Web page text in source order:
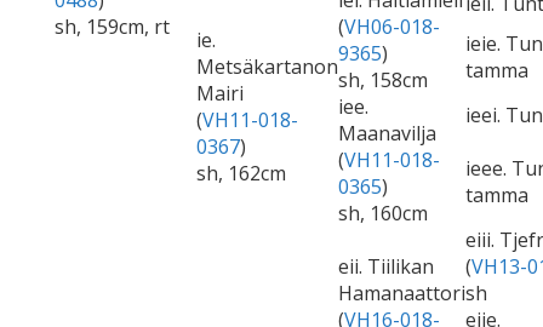
sh, 159cm, rt
ie.
Metsäkartanon
Mairi
(VH11-018-
0367)
sh, 162cm
(VH06-018-
9365)
sh, 158cm
ieie.
tamma
iee.
Maanavilja
(VH11-018-
0365)
sh, 160cm
ieei.
ieee.
tamma
eii. Tiilikan
Hamanaattori
(VH16-018-
eiii.
(VH13-
sh
eiie.